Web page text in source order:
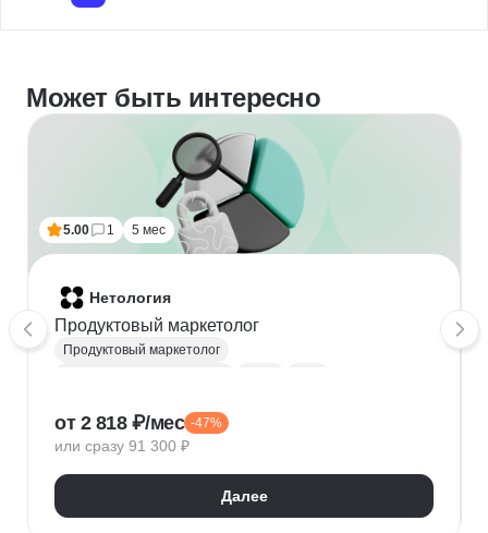
Может быть интересно
5.00 1 5 мес
Нетология
Продуктовый маркетолог
Продуктовый маркетолог
Анализ конкурентного окружения
Анализ целевой аудитории
от 2 818 ₽/мес -47%
или сразу 91 300 ₽
Далее